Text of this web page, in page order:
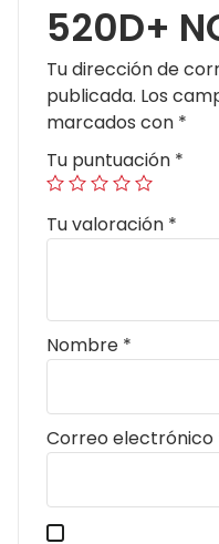
520D+
Tu dirección de
publicada. Los
marcados con *
Tu puntuación *
Tu valoración *
Nombre *
Correo electrónico